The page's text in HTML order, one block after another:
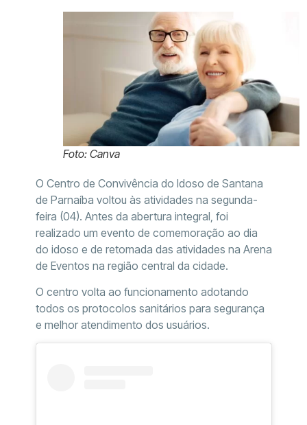
Foto: Canva
O Centro de Convivência do Idoso de Santana
de Parnaíba voltou às atividades na segunda-
feira (04). Antes da abertura integral, foi
realizado um evento de comemoração ao dia
do idoso e de retomada das atividades na Arena
de Eventos na região central da cidade.
O centro volta ao funcionamento adotando
todos os protocolos sanitários para segurança
e melhor atendimento dos usuários.